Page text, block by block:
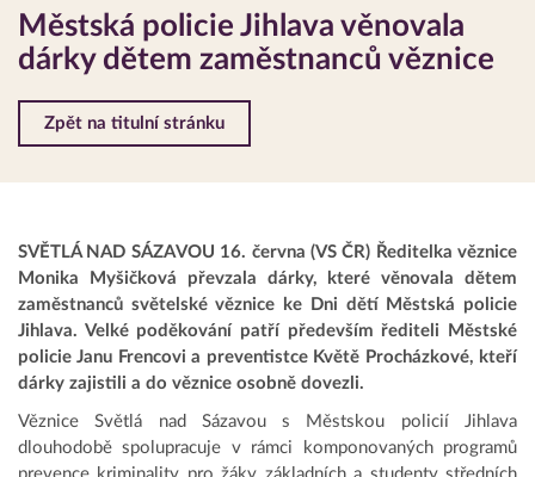
Městská policie Jihlava věnovala
dárky dětem zaměstnanců věznice
Zpět na titulní stránku
SVĚTLÁ NAD SÁZAVOU 16. června (VS ČR) Ředitelka věznice
Monika Myšičková převzala dárky, které věnovala dětem
zaměstnanců světelské věznice ke Dni dětí Městská policie
Jihlava. Velké poděkování patří především řediteli Městské
policie Janu Frencovi a preventistce Květě Procházkové, kteří
dárky zajistili a do věznice osobně dovezli.
Věznice Světlá nad Sázavou s Městskou policií Jihlava
dlouhodobě spolupracuje v rámci komponovaných programů